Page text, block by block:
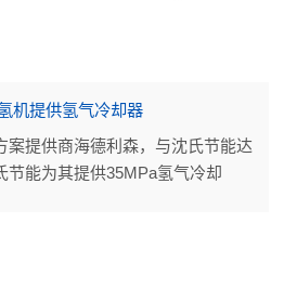
机提供氢气冷却器
案提供商海德利森，与沈氏节能达
节能为其提供35MPa氢气冷却